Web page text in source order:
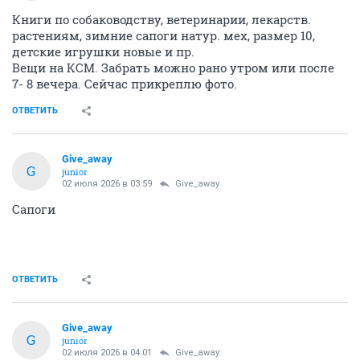
Книги по собаководству, ветеринарии, лекарств.
растениям, зимние сапоги натур. мех, размер 10,
детские игрушки новые и пр.
Вещи на КСМ. Забрать можно рано утром или после
7- 8 вечера. Сейчас прикреплю фото.
ОТВЕТИТЬ
G
Give_away
junior
02 июля 2026 в 03:59 Give_away
Сапоги
ОТВЕТИТЬ
G
Give_away
junior
02 июля 2026 в 04:01 Give_away